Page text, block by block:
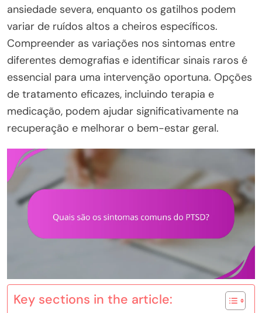
ansiedade severa, enquanto os gatilhos podem
variar de ruídos altos a cheiros específicos.
Compreender as variações nos sintomas entre
diferentes demografias e identificar sinais raros é
essencial para uma intervenção oportuna. Opções
de tratamento eficazes, incluindo terapia e
medicação, podem ajudar significativamente na
recuperação e melhorar o bem-estar geral.
Key sections in the article: